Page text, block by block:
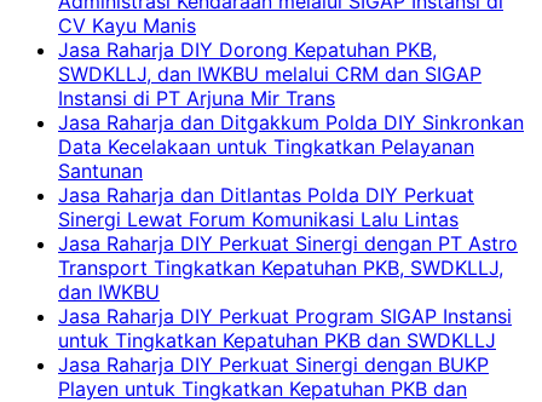
CV Kayu Manis
Jasa Raharja DIY Dorong Kepatuhan PKB,
SWDKLLJ, dan IWKBU melalui CRM dan SIGAP
Instansi di PT Arjuna Mir Trans
Jasa Raharja dan Ditgakkum Polda DIY Sinkronkan
Data Kecelakaan untuk Tingkatkan Pelayanan
Santunan
Jasa Raharja dan Ditlantas Polda DIY Perkuat
Sinergi Lewat Forum Komunikasi Lalu Lintas
Jasa Raharja DIY Perkuat Sinergi dengan PT Astro
Transport Tingkatkan Kepatuhan PKB, SWDKLLJ,
dan IWKBU
Jasa Raharja DIY Perkuat Program SIGAP Instansi
untuk Tingkatkan Kepatuhan PKB dan SWDKLLJ
Jasa Raharja DIY Perkuat Sinergi dengan BUKP
Playen untuk Tingkatkan Kepatuhan PKB dan